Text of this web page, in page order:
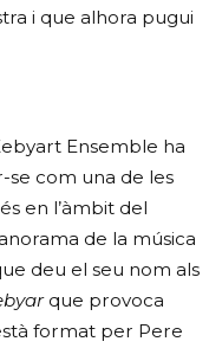
i que alhora pugui
Ensemble ha
se com una de les
en l’àmbit del
de la música
deu el seu nom als
que provoca
format per Pere